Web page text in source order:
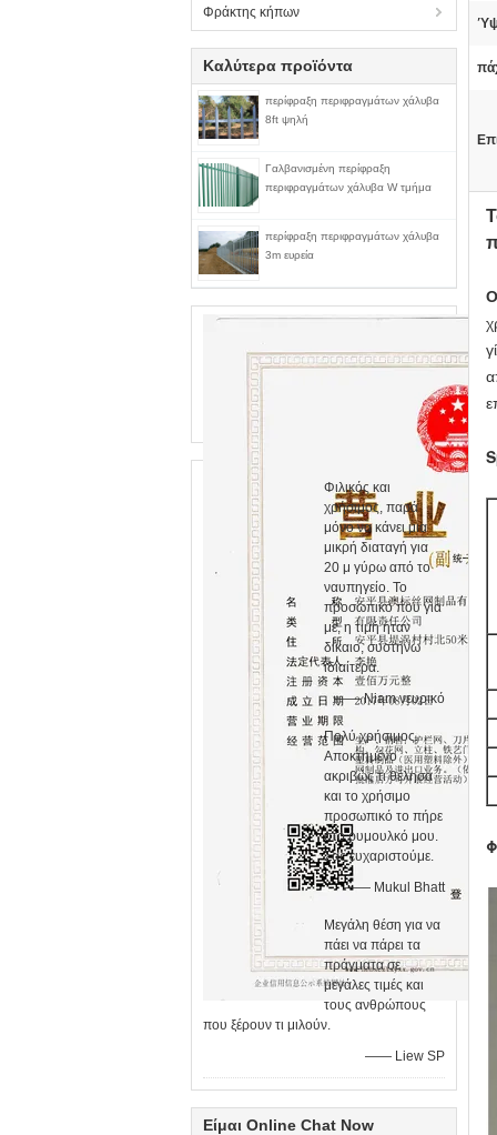
Φράκτης κήπων
Καλύτερα προϊόντα
περίφραξη περιφραγμάτων χάλυβα
8ft ψηλή
Γαλβανισμένη περίφραξη
περιφραγμάτων χάλυβα W τμήμα
περίφραξη περιφραγμάτων χάλυβα
3m ευρεία
Φιλικός και
χρήσιμος, παρά
μόνο να κάνει μια
μικρή διαταγή για
20 μ γύρω από το
ναυπηγείο. Το
προσωπικό που για
με, η τιμή ήταν
δίκαιο, συστήνω
ιδιαίτερα.
—— Niam νευρικό
Πολύ χρήσιμος.
Αποκτημένο
ακριβώς τι θέλησα
και το χρήσιμο
προσωπικό το πήρε
στο ρυμουλκό μου.
Σας ευχαριστούμε.
—— Mukul Bhatt
Μεγάλη θέση για να
πάει να πάρει τα
πράγματα σε
μεγάλες τιμές και
τους ανθρώπους
που ξέρουν τι μιλούν.
—— Liew SP
Είμαι Online Chat Now